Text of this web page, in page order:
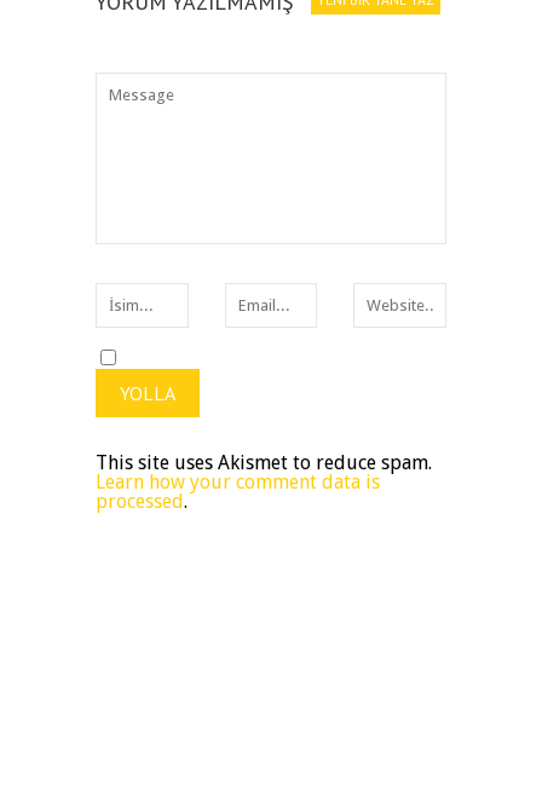
This site uses Akismet to reduce spam.
Learn how your comment data is
processed.